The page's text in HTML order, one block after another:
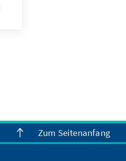
Zum Seitenanfang